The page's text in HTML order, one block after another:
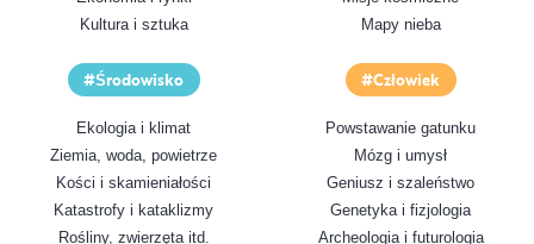
Kultura i sztuka
Mapy nieba
Środowisko
Ekologia i klimat
Ziemia, woda, powietrze
Kości i skamieniałości
Katastrofy i kataklizmy
Rośliny, zwierzęta itd.
Człowiek
Powstawanie gatunku
Mózg i umysł
Geniusz i szaleństwo
Genetyka i fizjologia
Archeologia i futurologia